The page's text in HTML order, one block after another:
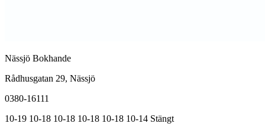
Nässjö Bokhande
Rådhusgatan 29, Nässjö
0380-16111
10-19 10-18 10-18 10-18 10-18 10-14 Stängt